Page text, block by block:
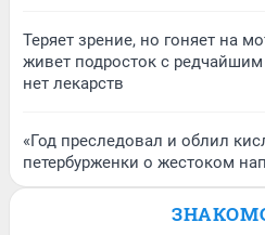
Теряет зрение, но гоняет на
живет подросток с
нет лекарств
«Год преследовал и облил
петербурженки о жестоком